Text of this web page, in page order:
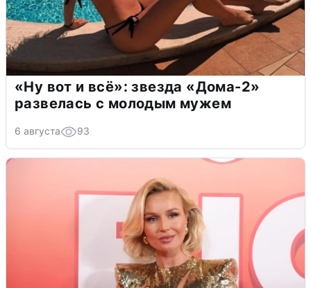
«Ну вот и всё»: звезда «Дома-2»
развелась с молодым мужем
6 августа 93